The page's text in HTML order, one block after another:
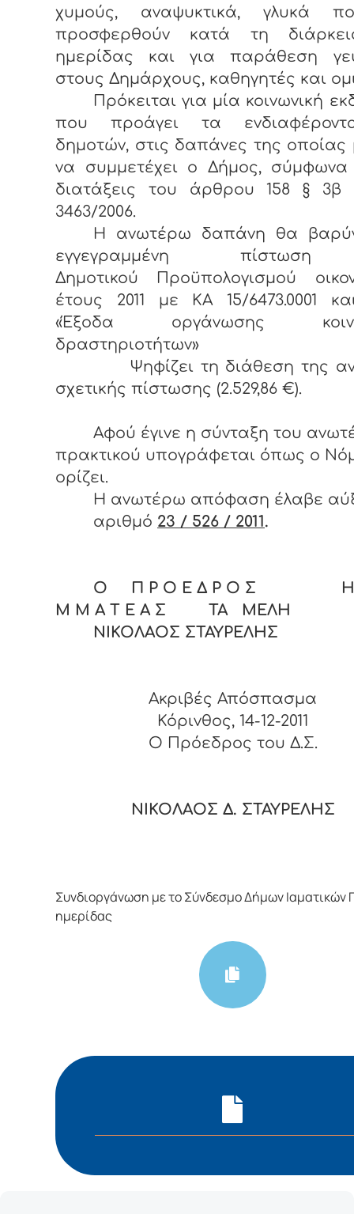
χυμούς, αναψυκτικά, γλυκά
προσφερθούν κατά τη
ημερίδας και για παράθεση
στους Δημάρχους, καθηγητές και
Πρόκειται για μία κοινωνική
που προάγει τα
δημοτών, στις δαπάνες της οποίας
να συμμετέχει ο Δήμος, σύμφωνα
διατάξεις του άρθρου 158 § 3β
3463/2006.
Η ανωτέρω δαπάνη θα
εγγεγραμμένη
Δημοτικού Προϋπολογισμού
έτους 2011 με ΚΑ 15/6473.0001
«Έξοδα οργάνωσης
δραστηριοτήτων»
Ψηφίζει τη διάθεση της
σχετικής πίστωσης (2.529,86 €).
Αφού έγινε η σύνταξη του
πρακτικού υπογράφεται όπως ο
ορίζει.
Η ανωτέρω απόφαση έλαβε
αριθμό 23 / 526 / 2011 .
Ο Π Ρ Ο Ε Δ Ρ Ο Σ Η
Μ Μ Α Τ Ε Α Σ ΤΑ ΜΕΛΗ
ΝΙΚΟΛΑΟΣ ΣΤΑΥΡΕΛΗΣ
Ακριβές Απόσπασμα
Κόρινθος, 14-12-2011
O Πρόεδρος του Δ.Σ.
ΝΙΚΟΛΑΟΣ Δ. ΣΤΑΥΡΕΛΗΣ
Συνδιοργάνωση με το Σύνδεσμο Δήμων Ιαματικών
ημερίδας